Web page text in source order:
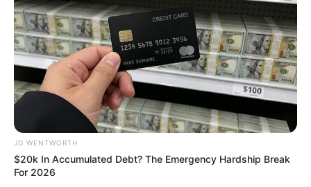
SWEEPSHARK
JG WENTWORTH
$20k In Accumulated Debt? The Emergency Hardship Break
For 2026